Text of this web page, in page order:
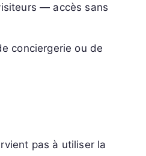
— accès sans
conciergerie ou de
pas à utiliser la